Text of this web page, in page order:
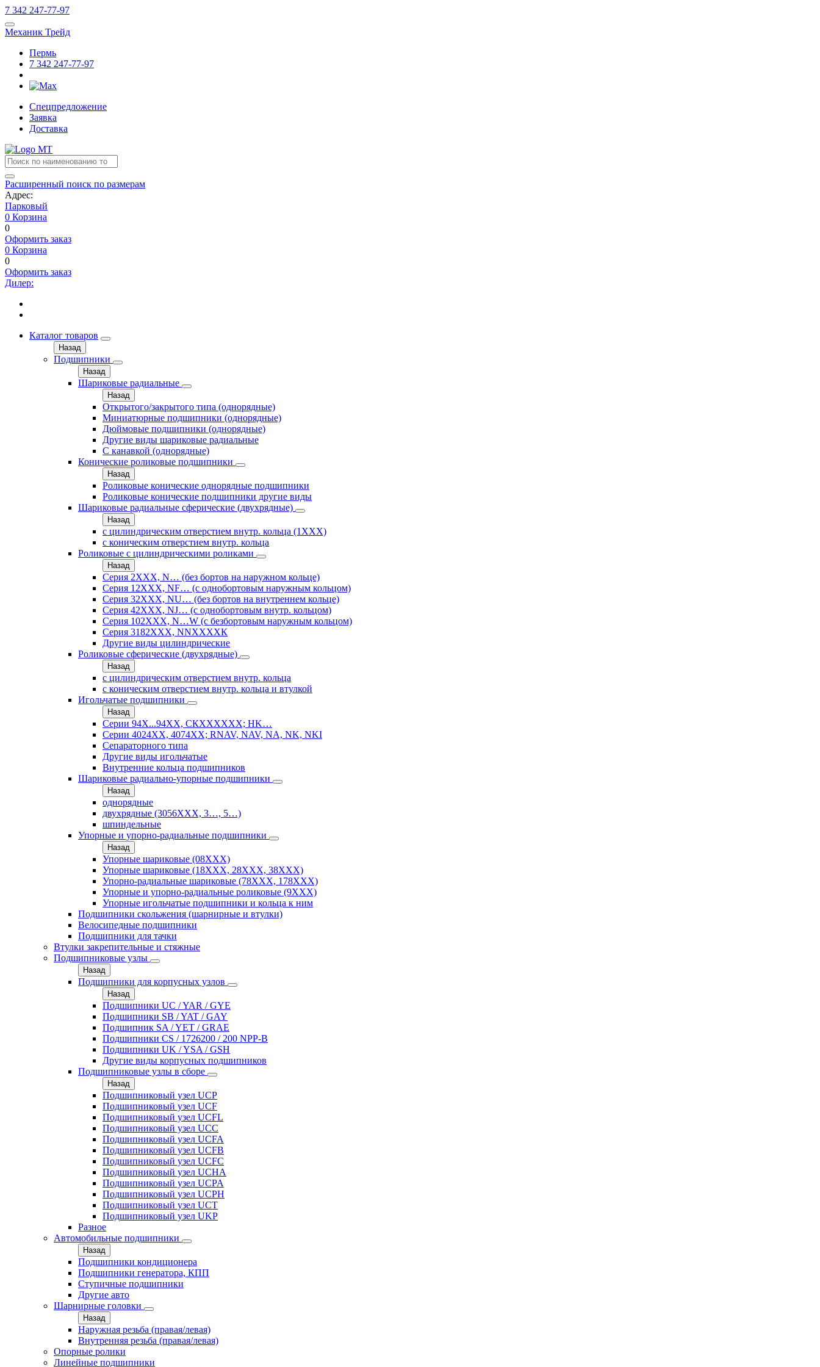
7 342 247-77-97
Механик Трейд
Пермь
7 342 247-77-97
Спецпредложение
Заявка
Доставка
Расширенный поиск по размерам
Адрес:
Парковый
0 Корзина
0
Оформить заказ
0 Корзина
0
Оформить заказ
Дилер:
Каталог товаров
Назад
Подшипники
Назад
Шариковые радиальные
Назад
Открытого/закрытого типа (однорядные)
Миниатюрные подшипники (однорядные)
Дюймовые подшипники (однорядные)
Другие виды шариковые радиальные
С канавкой (однорядные)
Конические роликовые подшипники
Назад
Роликовые конические однорядные подшипники
Роликовые конические подшипники другие виды
Шариковые радиальные сферические (двухрядные)
Назад
с цилиндрическим отверстием внутр. кольца (1ХХХ)
с коническим отверстием внутр. кольца
Роликовые с цилиндрическими роликами
Назад
Серия 2ХХХ, N… (без бортов на наружном кольце)
Серия 12ХХХ, NF… (с однобортовым наружным кольцом)
Серия 32ХХХ, NU… (без бортов на внутреннем кольце)
Серия 42ХХХ, NJ… (с однобортовым внутр. кольцом)
Серия 102ХХХ, N…W (с безбортовым наружным кольцом)
Серия 3182ХХХ, NNХХХХК
Другие виды цилиндрические
Роликовые сферические (двухрядные)
Назад
с цилиндрическим отверстием внутр. кольца
с коническим отверстием внутр. кольца и втулкой
Игольчатые подшипники
Назад
Серии 94Х...94ХХ, СКХХХХХХ; HK…
Серии 4024ХХ, 4074ХХ; RNAV, NAV, NA, NK, NKI
Сепараторного типа
Другие виды игольчатые
Внутренние кольца подшипников
Шариковые радиально-упорные подшипники
Назад
однорядные
двухрядные (3056ХХХ, 3…, 5…)
шпиндельные
Упорные и упорно-радиальные подшипники
Назад
Упорные шариковые (08XXX)
Упорные шариковые (18XXX, 28XXХ, 38ХХХ)
Упорно-радиальные шариковые (78XXX, 178ХХХ)
Упорные и упорно-радиальные роликовые (9ХХХ)
Упорные игольчатые подшипники и кольца к ним
Подшипники скольжения (шарнирные и втулки)
Велосипедные подшипники
Подшипники для тачки
Втулки закрепительные и стяжные
Подшипниковые узлы
Назад
Подшипники для корпусных узлов
Назад
Подшипники UC / YAR / GYE
Подшипники SB / YAT / GAY
Подшипник SA / YET / GRAE
Подшипники CS / 1726200 / 200 NPP-B
Подшипники UK / YSA / GSH
Другие виды корпусных подшипников
Подшипниковые узлы в сборе
Назад
Подшипниковый узел UCP
Подшипниковый узел UCF
Подшипниковый узел UCFL
Подшипниковый узел UCC
Подшипниковый узел UCFA
Подшипниковый узел UCFB
Подшипниковый узел UCFC
Подшипниковый узел UCHA
Подшипниковый узел UCPA
Подшипниковый узел UCPH
Подшипниковый узел UCT
Подшипниковый узел UKP
Разное
Автомобильные подшипники
Назад
Подшипники кондиционера
Подшипники генератора, КПП
Ступичные подшипники
Другие авто
Шарнирные головки
Назад
Наружная резьба (правая/левая)
Внутренняя резьба (правая/левая)
Опорные ролики
Линейные подшипники